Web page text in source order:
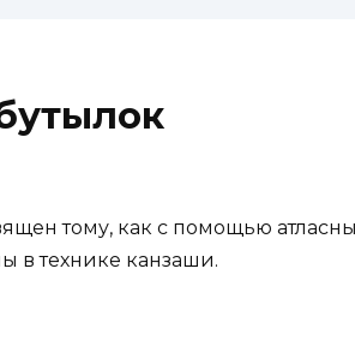
тому, как с помощью
в технике канзаши.